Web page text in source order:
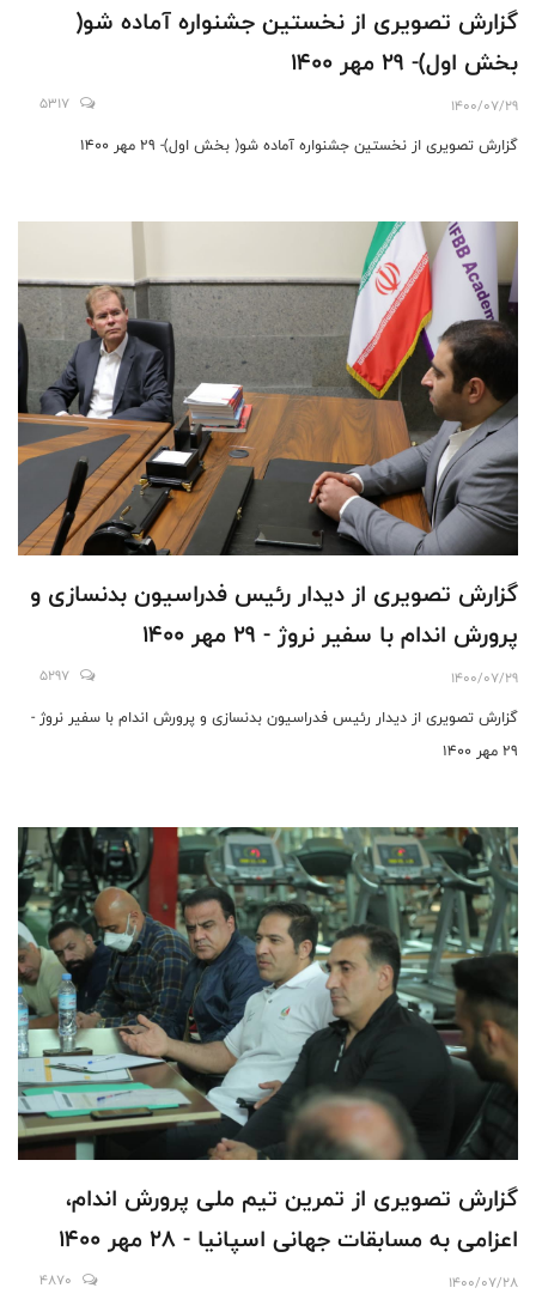
گزارش تصویری از نخستین جشنواره آماده شو(
بخش اول)- 29 مهر 1400
1400/07/29
5317
گزارش تصویری از نخستین جشنواره آماده شو( بخش اول)- 29 مهر 1400
گزارش تصویری از دیدار رئیس فدراسیون بدنسازی و
پرورش اندام با سفیر نروژ - 29 مهر 1400
1400/07/29
5297
گزارش تصویری از دیدار رئیس فدراسیون بدنسازی و پرورش اندام با سفیر نروژ -
29 مهر 1400
گزارش تصویری از تمرین تیم ملی پرورش اندام،
اعزامی به مسابقات جهانی اسپانیا - 28 مهر 1400
1400/07/28
4870